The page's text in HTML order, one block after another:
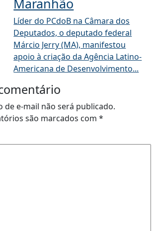
Maranhão
Líder do PCdoB na Câmara dos
Deputados, o deputado federal
Márcio Jerry (MA), manifestou
apoio à criação da Agência Latino-
Americana de Desenvolvimento...
de e-mail não será publicado.
são marcados com *